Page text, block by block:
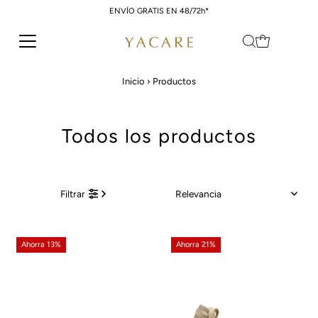
Ir directamente al contenido
ENVÍO GRATIS EN 48/72h*
Inicio › Productos
Todos los productos
Filtrar
Más relevantes
Alfabéticamente, Z-A
Ahorra 13% Ahorra 21%